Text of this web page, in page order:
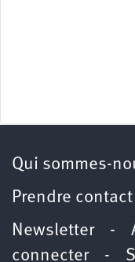
Qui sommes-
Prendre contact
Newsletter -
connecter-